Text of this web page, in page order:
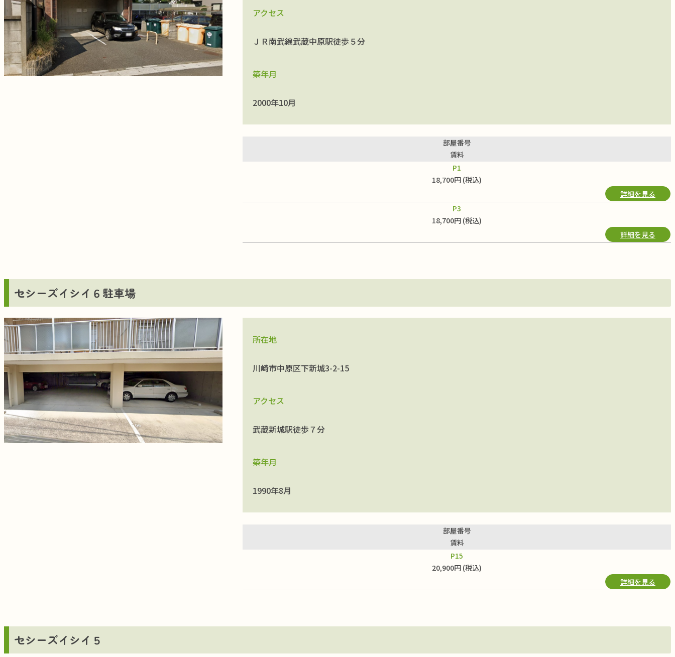
アクセス
ＪＲ南武線武蔵中原駅徒歩５分
築年月
2000年10月
部屋番号
賃料
P1
18,700円 (税込)
詳細を見る
P3
18,700円 (税込)
詳細を見る
セシーズイシイ６駐車場
所在地
川崎市中原区下新城3-2-15
アクセス
武蔵新城駅徒歩７分
築年月
1990年8月
部屋番号
賃料
P15
20,900円 (税込)
詳細を見る
セシーズイシイ５